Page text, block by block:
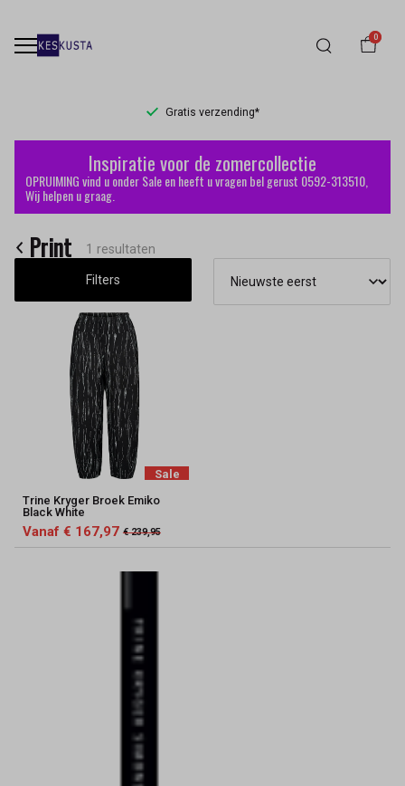
0
Gratis verzending*
Print
Keskusta
Inspiratie voor de zomercollectie
OPRUIMING vind u onder Sale en heeft u vragen bel gerust 0592-313510,
Wij helpen u graag.
Print 1 resultaten
Filters
Sale
Trine Kryger Broek Emiko
Black White
Vanaf € 167,97 € 239,95